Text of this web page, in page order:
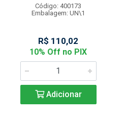
Código: 400173
Embalagem: UN\1
R$ 110,02
10% Off no PIX
Adicionar